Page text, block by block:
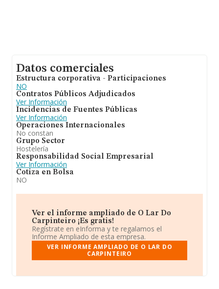
Datos comerciales
Estructura corporativa - Participaciones
NO
Contratos Públicos Adjudicados
Ver Información
Incidencias de Fuentes Públicas
Ver Información
Operaciones Internacionales
No constan
Grupo Sector
Hostelería
Responsabilidad Social Empresarial
Ver Información
Cotiza en Bolsa
NO
Ver el informe ampliado de O Lar Do
Carpinteiro ¡Es gratis!
Regístrate en eInforma y te regalamos el
Informe Ampliado de esta empresa.
VER INFORME AMPLIADO DE O LAR DO
CARPINTEIRO